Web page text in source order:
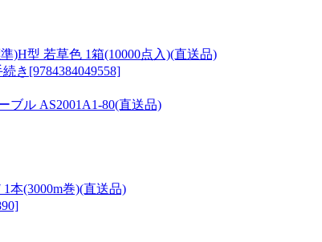
)H型 若草色 1箱(10000点入)(直送品)
き[9784384049558]
ブル AS2001A1-80(直送品)
本(3000m巻)(直送品)